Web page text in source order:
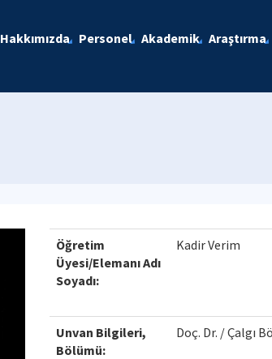
Hakkımızda Personel Akademik Araştırma
Öğretim
Üyesi/Elemanı Adı
Soyadı:
Kadir Verim
Unvan Bilgileri,
Bölümü:
Doç. Dr. / Çalgı